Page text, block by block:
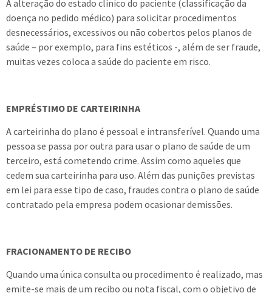
A alteração do estado clínico do paciente (classificação da
doença no pedido médico) para solicitar procedimentos
desnecessários, excessivos ou não cobertos pelos planos de
saúde – por exemplo, para fins estéticos -, além de ser fraude,
muitas vezes coloca a saúde do paciente em risco.
EMPRÉSTIMO DE CARTEIRINHA
A carteirinha do plano é pessoal e intransferível. Quando uma
pessoa se passa por outra para usar o plano de saúde de um
terceiro, está cometendo crime. Assim como aqueles que
cedem sua carteirinha para uso. Além das punições previstas
em lei para esse tipo de caso, fraudes contra o plano de saúde
contratado pela empresa podem ocasionar demissões.
FRACIONAMENTO DE RECIBO
Quando uma única consulta ou procedimento é realizado, mas
emite-se mais de um recibo ou nota fiscal, com o objetivo de